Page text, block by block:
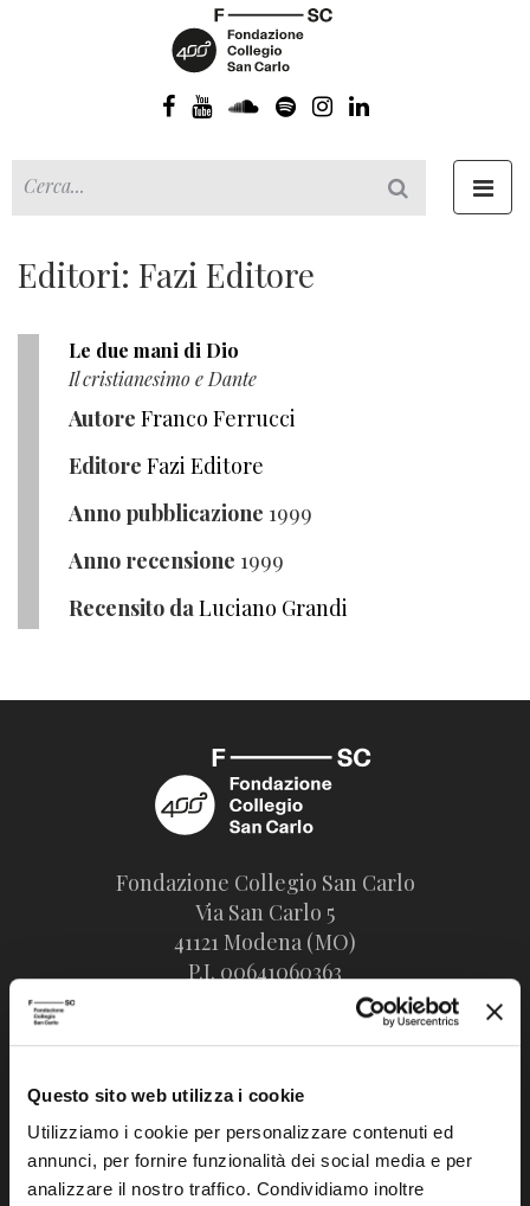
Questo sito web utilizza i cookie
Utilizziamo i cookie per personalizzare contenuti ed
annunci, per fornire funzionalità dei social media e per
analizzare il nostro traffico. Condividiamo inoltre
Editori: Fazi Editore
Le due mani di Dio
Il cristianesimo e Dante
Autore Franco Ferrucci
Editore Fazi Editore
Anno pubblicazione 1999
Anno recensione 1999
Recensito daLuciano Grandi
Fondazione Collegio San Carlo
Via San Carlo 5
41121 Modena (MO)
P.I. 00641060363
tel. 059.421211
Posta certificata (PEC)
fondazionecollegiosancarlo@legalmail.it